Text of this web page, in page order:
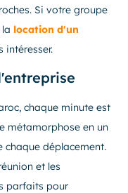
Si votre groupe
location d'un
intéresser.
chaque minute est
métamorphose en un
déplacement.
et les
parfaits pour